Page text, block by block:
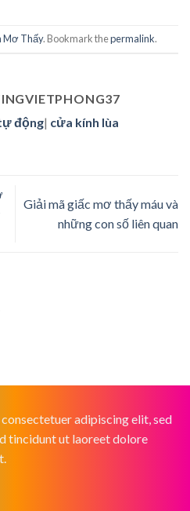
Mơ Thấy. Bookmark thepermalink.
động| cửa kính lùa
Giải mã giấc mơ thấy máu và
những con số liên quan
adipiscing elit, sed
tincidunt ut laoreet dolore